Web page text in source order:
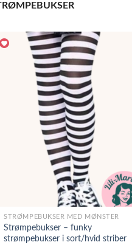
STRØMPEBUKSER MED MØNSTER
Strømpebukser – funky
strømpebukser i sort/hvid striber